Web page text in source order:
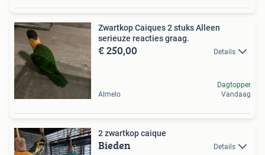
Zwartkop Caiques 2 stuks Alleen
serieuze reacties graag.
€ 250,00 Details
Almelo
Dagtopper
Vandaag
2 zwartkop caique
Bieden Details